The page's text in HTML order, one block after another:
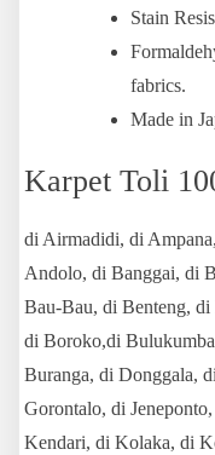
Stain
fabrics.
Made in
Karpet Toli
di Airmadidi, di
Andolo, di Banggai, di
Bau-Bau, di Benteng,
di Boroko,di
Buranga, di Donggala,
Gorontalo, di
Kendari, di Kolaka, di